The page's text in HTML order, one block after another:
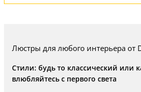
Люстры для любого интерьера от
Стили: будь то классический или
влюбляйтесь с первого света